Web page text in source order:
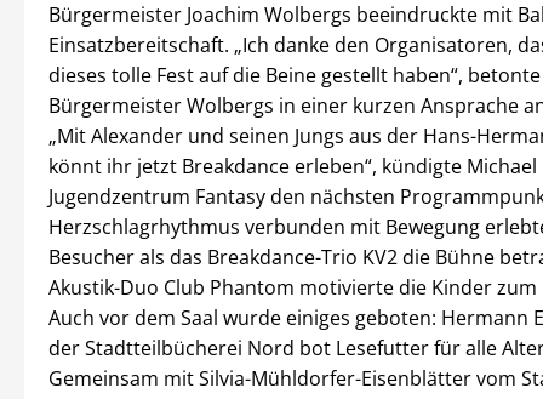
Bürgermeister Joachim Wolbergs beeindruckte mit
Einsatzbereitschaft. „Ich danke den Organisatoren,
dieses tolle Fest auf die Beine gestellt haben“, betonte
Bürgermeister Wolbergs in einer kurzen Ansprache
„Mit Alexander und seinen Jungs aus der Hans-
könnt ihr jetzt Breakdance erleben“, kündigte
Jugendzentrum Fantasy den nächsten
Herzschlagrhythmus verbunden mit Bewegung
Besucher als das Breakdance-Trio KV2 die Bühne
Akustik-Duo Club Phantom motivierte die Kinder
Auch vor dem Saal wurde einiges geboten: Hermann
der Stadtteilbücherei Nord bot Lesefutter für alle
Gemeinsam mit Silvia-Mühldorfer-Eisenblätter vom